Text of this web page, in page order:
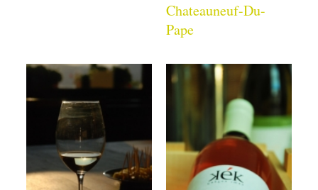
Chateauneuf-Du-
Pape